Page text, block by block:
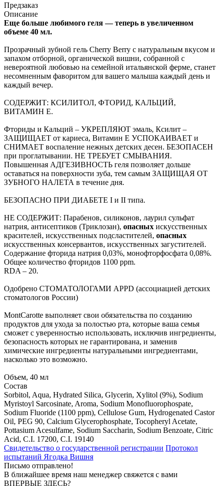
Предзаказ
Описание
Еще больше любимого геля — теперь в увеличенном
объеме 40 мл.
Прозрачный зубной гель Cherry Berry с натуральным вкусом и
запахом отборной, органической вишни, собранной с
невероятной любовью на семейной итальянской ферме, станет
несомненным фаворитом для вашего малыша каждый день и
каждый вечер.
СОДЕРЖИТ: КСИЛИТОЛ, ФТОРИД, КАЛЬЦИЙ,
ВИТАМИН Е.
Фториды и Кальций – УКРЕПЛЯЮТ эмаль, Ксилит –
ЗАЩИЩАЕТ от кариеса, Витамин Е УСПOКАИВАЕТ и
СНИМАЕТ воспаление нежных детских десен. БЕЗОПАСЕН
при проглатывании. НЕ ТРЕБУЕТ СМЫВАНИЯ.
Повышенная АДГЕЗИВНОСТЬ геля позволяет дольше
оставаться на поверхности зуба, тем самым ЗАЩИЩАЯ ОТ
ЗУБНОГО НАЛЕТА в течение дня.
БЕЗОПАСНО ПРИ ДИАБЕТЕ I и II типа.
НЕ СОДЕРЖИТ: Парабенов, силиконов, лаурил сульфат
натрия, антисептиков (Триклозан), опасных искусственных
красителей, искусственных подсластителей, опасных
искусственных консервантов, искусственных загустителей.
Содержание фторида натрия 0,03%, монофторфосфата 0,08%.
Общее количество фторидов 1100 ppm.
RDA – 20.
Одобрено СТОМАТОЛОГАМИ APPD (ассоциацией детских
стоматологов России)
MontCarotte выполняет свои обязательства по созданию
продуктов для ухода за полостью рта, которые ваша семья
сможет с уверенностью использовать, исключив ингредиенты,
безопасность которых не гарантирована, и заменив
химические ингредиенты натуральными ингредиентами,
насколько это возможно.
Объем, 40 мл
Состав
Sorbitol, Aqua, Hydrated Silica, Glycerin, Xylitol (9%), Sodium
Myristoyl Sarcosinate, Aroma, Sodium Monofluorophospate,
Sodium Fluoride (1100 ppm), Cellulose Gum, Hydrogenated Castor
Oil, PEG 90, Calcium Glycerophosphate, Tocopheryl Acetate,
Pottasium Acesulfame, Sodium Saccharin, Sodium Benzoate, Citric
Acid, C.I. 17200, C.I. 19140
Свидетельство о государственной регистрации Протокол
испытаний Ягодка Вишня
Письмо отправлено!
В ближайшее время наш менеджер свяжется с вами
ВПЕРВЫЕ ЗДЕСЬ?